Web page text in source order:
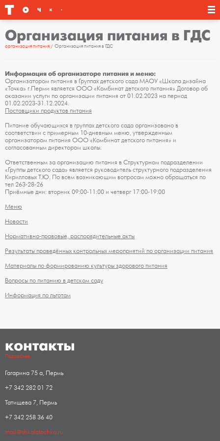
Организация питания в ГДС
организация питания Организация питания в ГДС
Информация об организаторе питания и меню:
Организатором питания в Группах детского сада МАОУ «Школа дизайна
«Точка» г.Перми является ООО «Комбинат детского питания» Договор об
оказании услуги по организации питания от 01.02.2023 на период
01.02.2023-31.12.2024.
Поставщики продуктов питания
Питание обучающихся в группах детского сада организовано в
соответствии с примерным 10-дневным меню, утвержденным
организатором питания ООО «Комбинат детского питания» и
согласованным директором школы.
Ответственным за организацию питания в Структурном подразделении
«Группы детского сада» является руководитель структурного подразделения
Кирилловых Т.Ю. По всем возникающим вопросам можно обращаться по
тел 263-28-26
Приёмные дни: вторник 09:00-11:00 и четверг 17:00-19:00
Меню
Новости
Нормативно-правовые, распорядительные акты
Результаты проведённых контрольных мероприятий по организации питания
Материалы по формированию культуры здорового питания
Вопросы по питанию в детском саду
Информация по льготам
контакты
Подробнее
Гагарина 75 а, Пермь
+7 342 282 01 72
Татищева 7, Пермь
+7 342 258 36 40
mail@shkolatochka.ru